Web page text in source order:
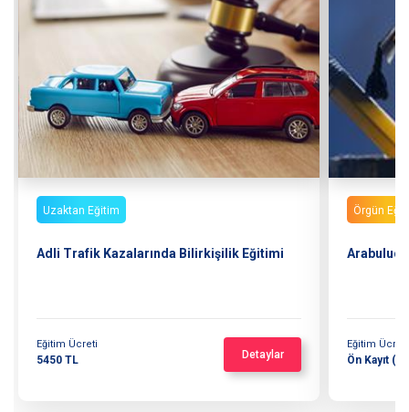
Uzaktan Eğitim
Adli Trafik Kazalarında Bilirkişilik Eğitimi
Eğitim Ücreti
5450 TL Detaylar
Örgün
Eğitim Ücreti
Ön Kayıt (*)